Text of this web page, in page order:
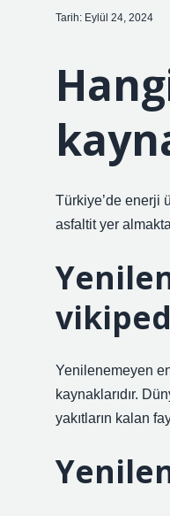
Tarih: Eylül 24, 2024
Türkiye’de enerji
asfaltit yer
Yenilenemeyen
kaynaklarıdır.
yakıtların kalan